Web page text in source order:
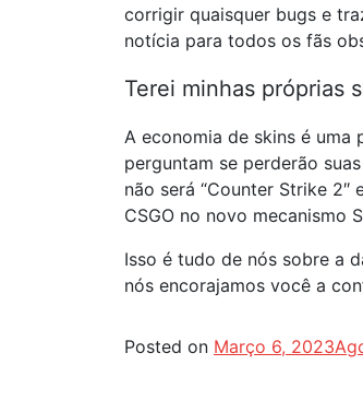
corrigir quaisquer bugs e
notícia para todos os fãs
Terei minhas próprias
A economia de skins é uma
perguntam se perderão
não será “Counter Strike
CSGO no novo mecanismo
Isso é tudo de nós sobre a
nós encorajamos você a
Posted on Março 6, 2023